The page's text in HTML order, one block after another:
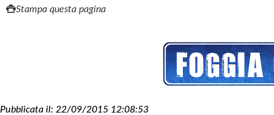
Stampa questa pagina
Pubblicata il: 22/09/2015 12:08:53